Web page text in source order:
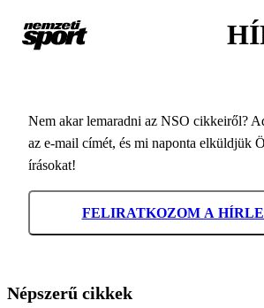
Nem akar lemaradni az NSO cikkeiről?
az e-mail címét, és mi naponta elküldjük
írásokat!
FELIRATKOZOM A
Népszerű cikkek